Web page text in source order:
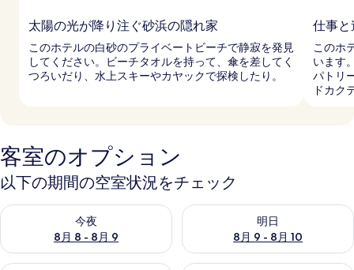
太陽の光が降り注ぐ砂浜の隠れ家
このホテルの白砂のプライベートビーチで静寂を発見
してください。ビーチタオルを持って、傘を差してく
つろいだり、水上スキーやカヤックで探検したり。
仕事と
このホ
います
パトリ
ドカク
客室のオプション
以下の期間の空室状況をチェック
今夜
8月 8 - 8月 9
今夜 8月 8 - 8月 9 の空室状況をチェック
明日
8月 9 - 8月 10
明日 8月 9 - 8月 10 の空室状